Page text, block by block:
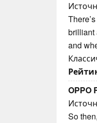
brilliant
and
OPPO
So